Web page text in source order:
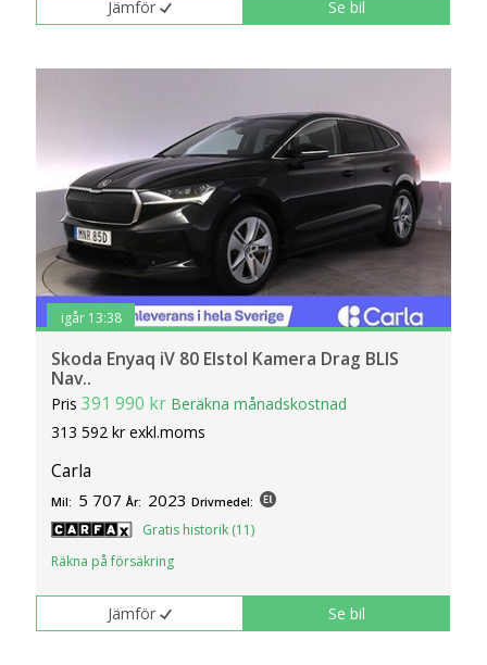
Jämför Se bil
igår 13:38
Skoda Enyaq iV 80 Elstol Kamera Drag BLIS
Nav..
Pris391 990 kr Beräkna månadskostnad
313 592 kr exkl.moms
Carla
Mil: 5 707 År: 2023 Drivmedel:
Gratis historik (11)
Räkna på försäkring
Jämför Se bil